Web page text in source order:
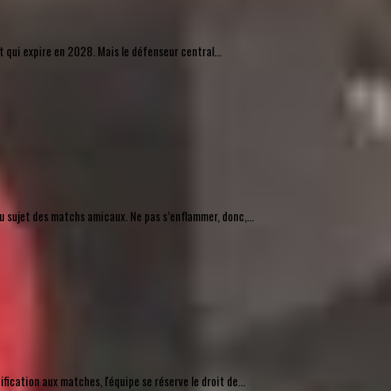
expire en 2028. Mais le défenseur central...
des matchs amicaux. Ne pas s’enflammer, donc,...
aux matches, l'équipe se réserve le droit de...